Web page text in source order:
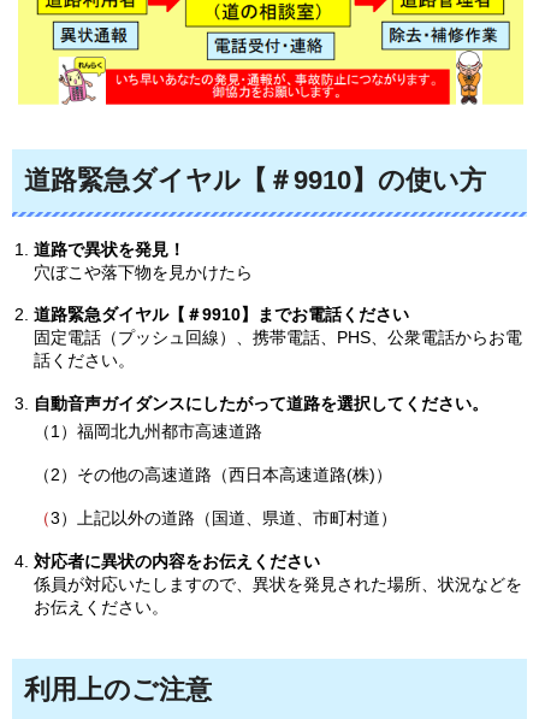
道路緊急ダイヤル【＃9910】の使い方
道路で異状を発見！
穴ぼこや落下物を見かけたら
道路緊急ダイヤル【＃9910】までお電話ください
固定電話（プッシュ回線）、携帯電話、PHS、公衆電話からお電
話ください。
自動音声ガイダンスにしたがって道路を選択してください。
（1）福岡北九州都市高速道路
（2）その他の高速道路（西日本高速道路(株)）
（3）上記以外の道路（国道、県道、市町村道）
対応者に異状の内容をお伝えください
係員が対応いたしますので、異状を発見された場所、状況などを
お伝えください。
利用上のご注意